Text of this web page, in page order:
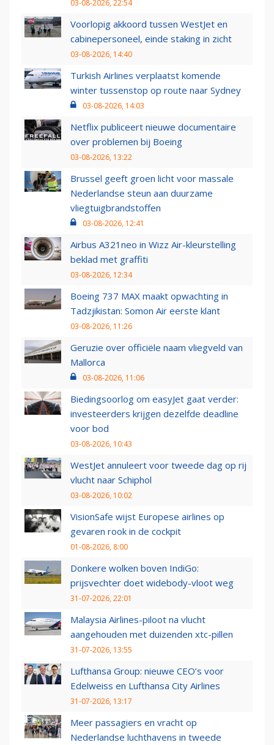
03-08-2026, 22:54
Voorlopig akkoord tussen WestJet en
cabinepersoneel, einde staking in zicht
03-08-2026, 14:40
Turkish Airlines verplaatst komende
winter tussenstop op route naar Sydney
03-08-2026, 14:03
Netflix publiceert nieuwe documentaire
over problemen bij Boeing
03-08-2026, 13:22
Brussel geeft groen licht voor massale
Nederlandse steun aan duurzame
vliegtuigbrandstoffen
03-08-2026, 12:41
Airbus A321neo in Wizz Air-kleurstelling
beklad met graffiti
03-08-2026, 12:34
Boeing 737 MAX maakt opwachting in
Tadzjikistan: Somon Air eerste klant
03-08-2026, 11:26
Geruzie over officiële naam vliegveld van
Mallorca
03-08-2026, 11:06
Biedingsoorlog om easyJet gaat verder:
investeerders krijgen dezelfde deadline
voor bod
03-08-2026, 10:43
WestJet annuleert voor tweede dag op rij
vlucht naar Schiphol
03-08-2026, 10:02
VisionSafe wijst Europese airlines op
gevaren rook in de cockpit
01-08-2026, 8:00
Donkere wolken boven IndiGo:
prijsvechter doet widebody-vloot weg
31-07-2026, 22:01
Malaysia Airlines-piloot na vlucht
aangehouden met duizenden xtc-pillen
31-07-2026, 13:55
Lufthansa Group: nieuwe CEO’s voor
Edelweiss en Lufthansa City Airlines
31-07-2026, 13:17
Meer passagiers en vracht op
Nederlandse luchthavens in tweede